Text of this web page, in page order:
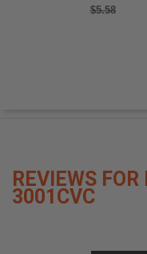
$5.58
REVIEWS
3001CVC